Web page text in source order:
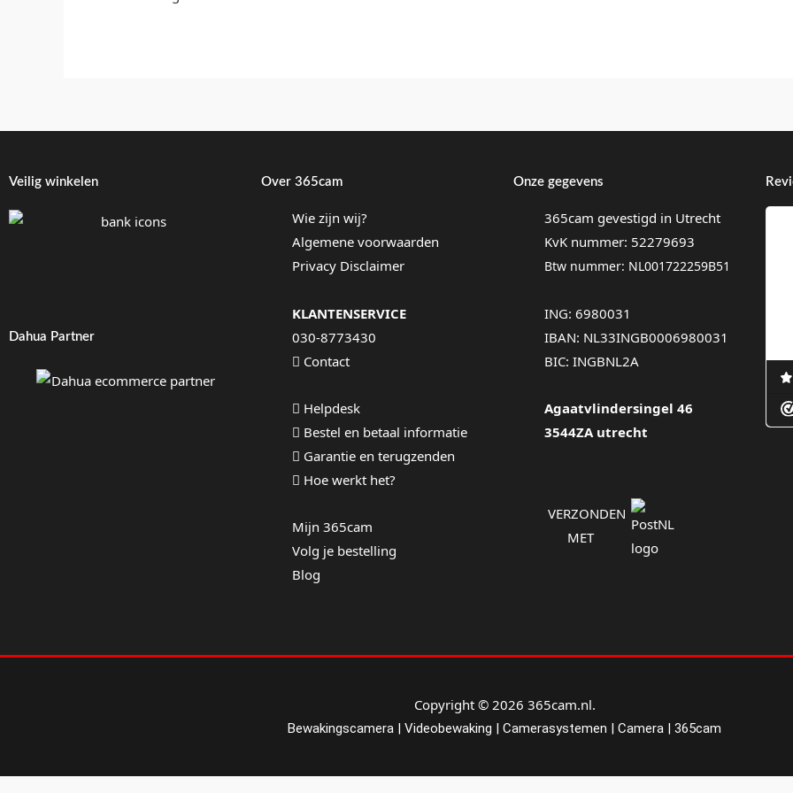
Veilig winkelen
Dahua Partner
Over 365cam
Wie zijn wij?
Algemene voorwaarden
Privacy Disclaimer
KLANTENSERVICE
030-8773430
Contact
Helpdesk
Bestel en betaal informatie
Garantie en terugzenden
Hoe werkt het?
Mijn 365cam
Volg je bestelling
Blog
Onze gegevens
365cam gevestigd in Utrecht
KvK nummer: 52279693
Btw nummer: NL001722259B51
ING: 6980031
IBAN: NL33INGB0006980031
BIC: INGBNL2A
Agaatvlindersingel 46
3544ZA utrecht
VERZONDEN
MET
Copyright © 2026 365cam.nl.
Bewakingscamera | Videobewaking | Camerasystemen | Camera | 365cam